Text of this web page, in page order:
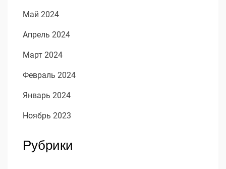
Май 2024
Апрель 2024
Март 2024
Февраль 2024
Январь 2024
Ноябрь 2023
Рубрики